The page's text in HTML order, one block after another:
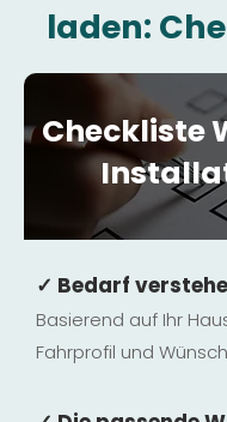
laden:
Checkliste
✓ Bedarf
Basierend auf Ihr
Fahrprofil und